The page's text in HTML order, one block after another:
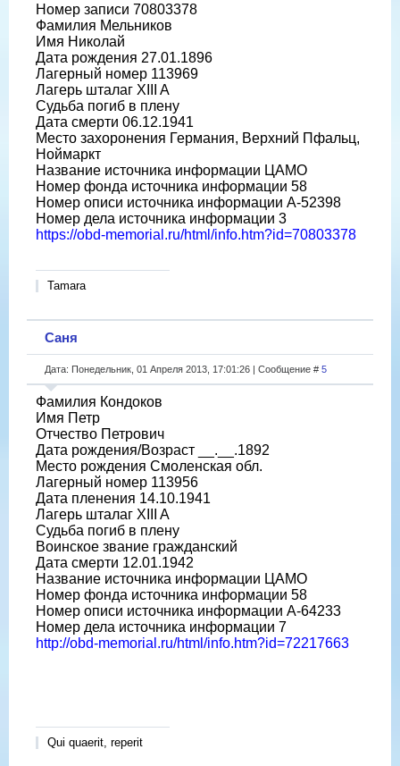
Номер записи 70803378
Фамилия Мельников
Имя Николай
Дата рождения 27.01.1896
Лагерный номер 113969
Лагерь шталаг XIII A
Судьба погиб в плену
Дата смерти 06.12.1941
Место захоронения Германия, Верхний Пфальц,
Ноймаркт
Название источника информации ЦАМО
Номер фонда источника информации 58
Номер описи источника информации A-52398
Номер дела источника информации 3
https://obd-memorial.ru/html/info.htm?id=70803378
Tamara
Саня
Дата: Понедельник, 01 Апреля 2013, 17:01:26 | Сообщение # 5
Фамилия Кондоков
Имя Петр
Отчество Петрович
Дата рождения/Возраст __.__.1892
Место рождения Смоленская обл.
Лагерный номер 113956
Дата пленения 14.10.1941
Лагерь шталаг XIII A
Судьба погиб в плену
Воинское звание гражданский
Дата смерти 12.01.1942
Название источника информации ЦАМО
Номер фонда источника информации 58
Номер описи источника информации A-64233
Номер дела источника информации 7
http://obd-memorial.ru/html/info.htm?id=72217663
Qui quaerit, reperit